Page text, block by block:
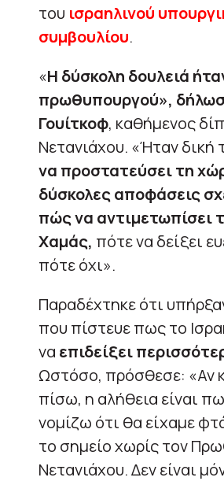
του ισραηλινού
συμβουλίου.
«Η δύσκολη δουλειά
πρωθυπουργού»,
Γουίτκοφ, καθήμενος
Νετανιάχου. «Ήταν δική
να προστατεύσει τη
δύσκολες αποφάσεις
πώς να αντιμετωπίσει
Χαμάς, πότε να δείξει
πότε όχι».
Παραδέχτηκε ότι
που πίστευε πως το
να επιδείξει
Ωστόσο, πρόσθεσε: «Αν
πίσω, η αλήθεια είναι
νομίζω ότι θα είχαμε
το σημείο χωρίς τον
Νετανιάχου. Δεν είναι